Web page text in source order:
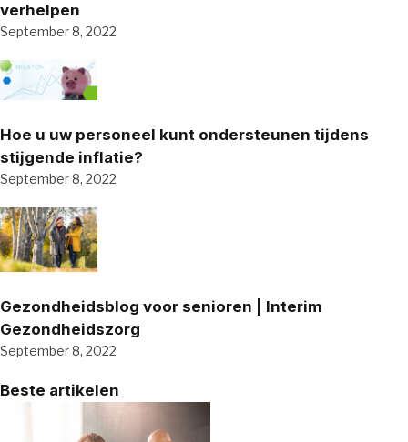
verhelpen
September 8, 2022
Hoe u uw personeel kunt ondersteunen tijdens
stijgende inflatie?
September 8, 2022
Gezondheidsblog voor senioren | Interim
Gezondheidszorg
September 8, 2022
Beste artikelen